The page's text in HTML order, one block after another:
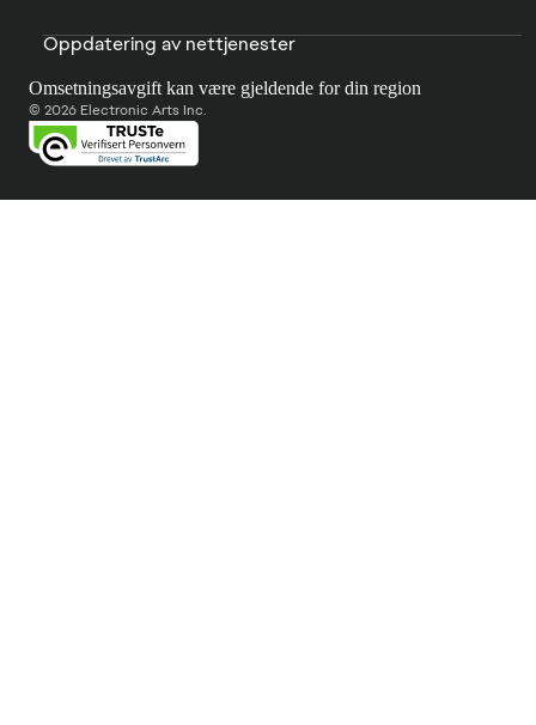
Oppdatering av nettjenester
Omsetningsavgift kan være gjeldende for din region
© 2026 Electronic Arts Inc.